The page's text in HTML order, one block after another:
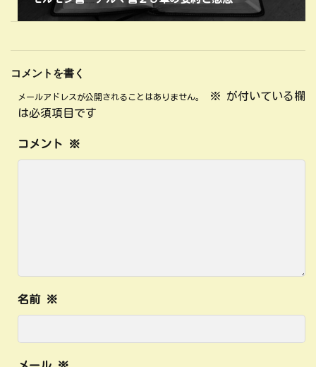
コメントを書く
メールアドレスが公開されることはありません。 ※ が付いている欄
は必須項目です
コメント ※
名前 ※